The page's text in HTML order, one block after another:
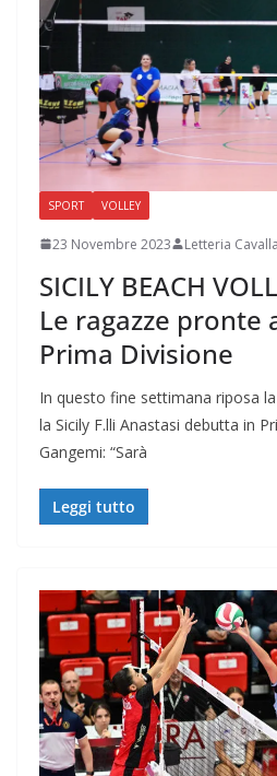
SPORT VOLLEY
23 Novembre 2023 Letteria
SICILY BEACH
Le ragazze pronte
Prima Divisione
In questo fine settimana riposa
la Sicily F.lli Anastasi debutta in
Gangemi: “Sarà
Leggi tutto